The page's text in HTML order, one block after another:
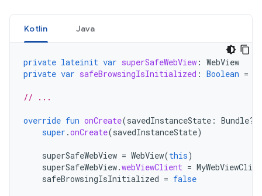
Kotlin Java
private lateinit var superSafeWebView : WebView
private var safeBrowsingIsInitialized : Boolean =
// ...
override fun onCreate(savedInstanceState : Bundle?)
super .onCreate(savedInstanceState)
superSafeWebView = WebView(this)
superSafeWebView.webViewClient =
safeBrowsingIsInitialized = false